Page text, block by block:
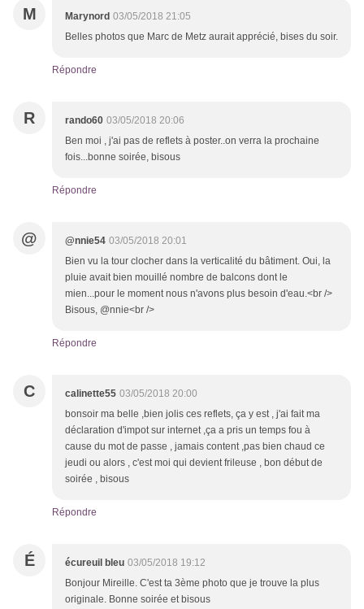
M Marynord 03/05/2018 21:05
Belles photos que Marc de Metz aurait apprécié, bises du soir.
Répondre
R rando60 03/05/2018 20:06
Ben moi , j'ai pas de reflets à poster..on verra la prochaine
fois...bonne soirée, bisous
Répondre
@ @nnie54 03/05/2018 20:01
Bien vu la tour clocher dans la verticalité du bâtiment. Oui, la
pluie avait bien mouillé nombre de balcons dont le
mien...pour le moment nous n'avons plus besoin d'eau.<br />
Bisous, @nnie<br />
Répondre
C calinette55 03/05/2018 20:00
bonsoir ma belle ,bien jolis ces reflets, ça y est , j'ai fait ma
déclaration d'impot sur internet ,ça a pris un temps fou à
cause du mot de passe , jamais content ,pas bien chaud ce
jeudi ou alors , c'est moi qui devient frileuse , bon début de
soirée , bisous
Répondre
É écureuil bleu 03/05/2018 19:12
Bonjour Mireille. C'est ta 3ème photo que je trouve la plus
originale. Bonne soirée et bisous